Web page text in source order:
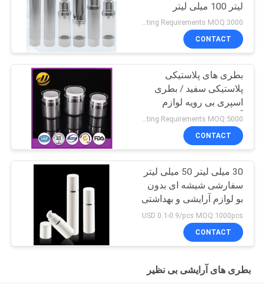
لیتر 100 میلی لیتر
Negotiatable according to Order Quantity and printing Requirements MOQ:3000 عدد در هر اندازه
CONTACT
بطری های پلاستیکی
پلاستیکی سفید / بطری
اسپری بی رویه لوازم
آرایشی
Negotiatable according to Order Quantity and printing Requirements MOQ:5000 عدد در هر اندازه
CONTACT
30 میلی لیتر 50 میلی لیتر
سفارشی شیشه ای بدون
بو لوازم آرایشی و بهداشتی
بطری پمپ اسپری
ISO90001 خبره
USD 0.1-0.9/pcs MOQ:1000pcs
CONTACT
بطری های آرایشی بی نظیر